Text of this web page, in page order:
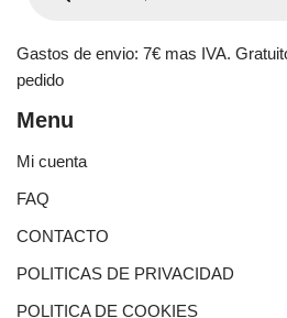
Gastos de envio: 7€ mas IVA.
pedido
Menu
Mi cuenta
FAQ
CONTACTO
POLITICAS DE PRIVACIDAD
POLITICA DE COOKIES